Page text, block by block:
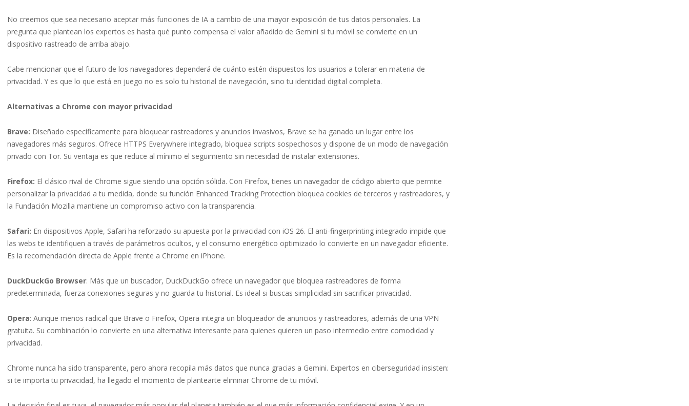
No creemos que sea necesario aceptar más funciones de IA a cambio de una mayor exposición de tus datos personales. La
pregunta que plantean los expertos es hasta qué punto compensa el valor añadido de Gemini si tu móvil se convierte en un
dispositivo rastreado de arriba abajo.
Cabe mencionar que el futuro de los navegadores dependerá de cuánto estén dispuestos los usuarios a tolerar en materia de
privacidad. Y es que lo que está en juego no es solo tu historial de navegación, sino tu identidad digital completa.
Alternativas a Chrome con mayor privacidad
Brave: Diseñado específicamente para bloquear rastreadores y anuncios invasivos, Brave se ha ganado un lugar entre los
navegadores más seguros. Ofrece HTTPS Everywhere integrado, bloquea scripts sospechosos y dispone de un modo de navegación
privado con Tor. Su ventaja es que reduce al mínimo el seguimiento sin necesidad de instalar extensiones.
Firefox: El clásico rival de Chrome sigue siendo una opción sólida. Con Firefox, tienes un navegador de código abierto que permite
personalizar la privacidad a tu medida, donde su función Enhanced Tracking Protection bloquea cookies de terceros y rastreadores, y
la Fundación Mozilla mantiene un compromiso activo con la transparencia.
Safari: En dispositivos Apple, Safari ha reforzado su apuesta por la privacidad con iOS 26. El anti-fingerprinting integrado impide que
las webs te identifiquen a través de parámetros ocultos, y el consumo energético optimizado lo convierte en un navegador eficiente.
Es la recomendación directa de Apple frente a Chrome en iPhone.
DuckDuckGo Browser: Más que un buscador, DuckDuckGo ofrece un navegador que bloquea rastreadores de forma
predeterminada, fuerza conexiones seguras y no guarda tu historial. Es ideal si buscas simplicidad sin sacrificar privacidad.
Opera: Aunque menos radical que Brave o Firefox, Opera integra un bloqueador de anuncios y rastreadores, además de una VPN
gratuita. Su combinación lo convierte en una alternativa interesante para quienes quieren un paso intermedio entre comodidad y
privacidad.
Chrome nunca ha sido transparente, pero ahora recopila más datos que nunca gracias a Gemini. Expertos en ciberseguridad insisten:
si te importa tu privacidad, ha llegado el momento de plantearte eliminar Chrome de tu móvil.